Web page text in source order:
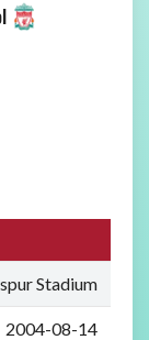
Stadium
2004-08-14